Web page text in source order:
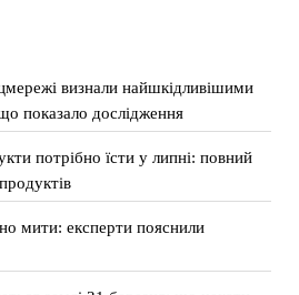
визнали найшкідливішими
показало дослідження
потрібно їсти у липні: повний
мити: експерти пояснили